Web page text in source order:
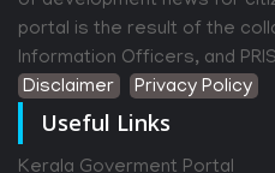
portal is the result of the
Information Officers, and
Disclaimer
Privacy Policy
Useful Links
Kerala Goverment Portal